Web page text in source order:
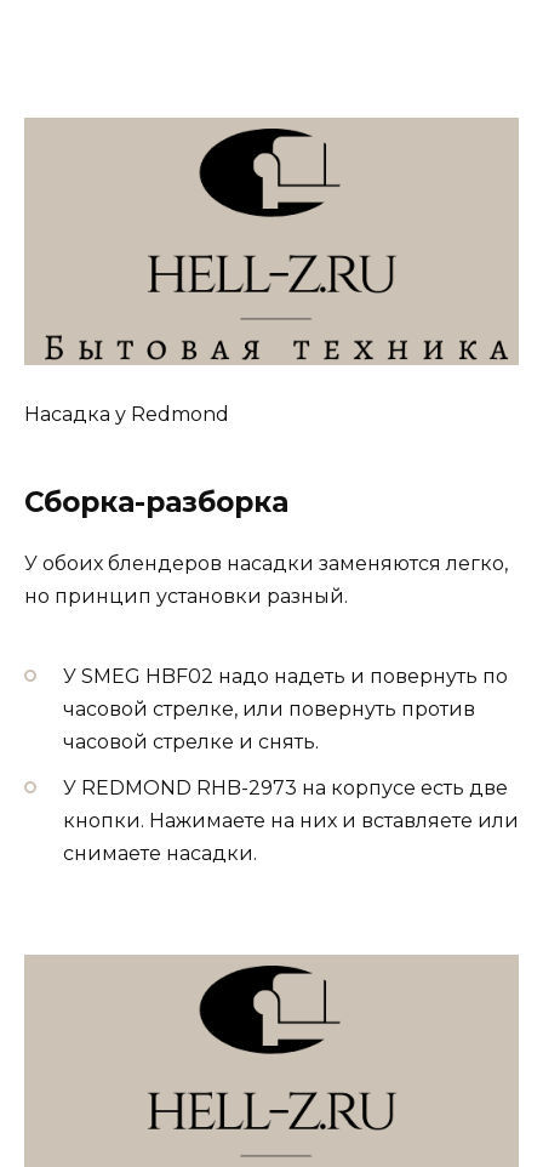
Насадка у Redmond
Сборка-разборка
У обоих блендеров насадки заменяются легко,
но принцип установки разный.
У SMEG HBF02 надо надеть и повернуть по
часовой стрелке, или повернуть против
часовой стрелке и снять.
У REDMOND RHB-2973 на корпусе есть две
кнопки. Нажимаете на них и вставляете или
снимаете насадки.